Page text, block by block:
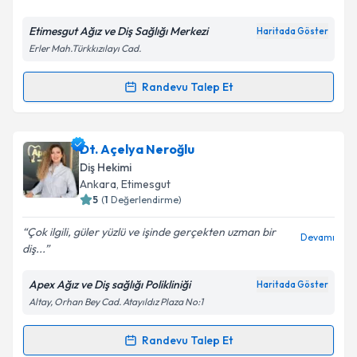
Kişisel verilerimin işlenmesine ilişkin
Metni'ni okudum ve kişisel verilerimin belirtilen
Takvim Talebini Gönder
Etimesgut Ağız ve Diş Sağlığı Merkezi Haritada Göster
Erler Mah.Türkkızılayı Cad.
Randevu Talep Et
Randevu Takvimi Talebi
Uzm. Dt. Nurgün Olcayiçin randevu takvimi talebi
oluşturun. Size bu uzmandan randevu almanız için bir
takvim hazırlandığında e-posta ile bilgilendireceğiz.
Kişisel verilerimin işlenmesine ilişkin
Aydınlatma
Metni'ni okudum ve kişisel verilerimin belirtilen
kapsamda işlenmesini kabul ediyorum.
Dt. Açelya Neroğlu
Diş Hekimi
Ankara, Etimesgut
5 (1 Değerlendirme)
Çok ilgili, güler yüzlü ve işinde gerçekten uzman bir
diş...
Devamı
Apex Ağız ve Diş sağlığı Polikliniği Haritada Göster
Altay, Orhan Bey Cad. Atayıldız Plaza No:1
Randevu Talep Et
Randevu Takvimi Talebi